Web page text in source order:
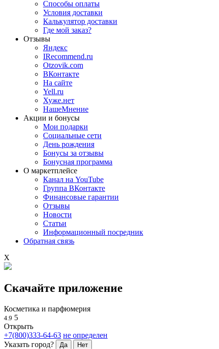
Способы оплаты
Условия доставки
Калькулятор доставки
Где мой заказ?
Отзывы
Яндекс
IRecommend.ru
Otzovik.com
ВКонтакте
На сайте
Yell.ru
Хуже.нет
НашеМнение
Акции и бонусы
Мои подарки
Социальные сети
День рождения
Бонусы за отзывы
Бонусная программа
О маркетплейсе
Канал на YouTube
Группа ВКонтакте
Финансовые гарантии
Отзывы
Новости
Статьи
Информационный посредник
Обратная связь
X
Скачайте приложение
Косметика и парфюмерия
4.9 5
Открыть
+7(800)333-64-63 не определен
Указать город?
Да Нет